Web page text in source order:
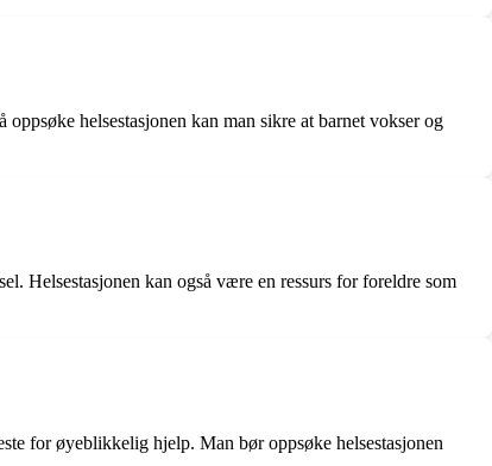
helsestasjonen kan man sikre at barnet vokser og
Helsestasjonen kan også være en ressurs for foreldre som
for øyeblikkelig hjelp. Man bør oppsøke helsestasjonen